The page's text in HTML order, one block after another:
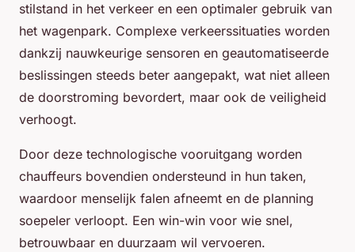
stilstand in het verkeer en een optimaler gebruik van
het wagenpark. Complexe verkeerssituaties worden
dankzij nauwkeurige sensoren en geautomatiseerde
beslissingen steeds beter aangepakt, wat niet alleen
de doorstroming bevordert, maar ook de veiligheid
verhoogt.
Door deze technologische vooruitgang worden
chauffeurs bovendien ondersteund in hun taken,
waardoor menselijk falen afneemt en de planning
soepeler verloopt. Een win-win voor wie snel,
betrouwbaar en duurzaam wil vervoeren.